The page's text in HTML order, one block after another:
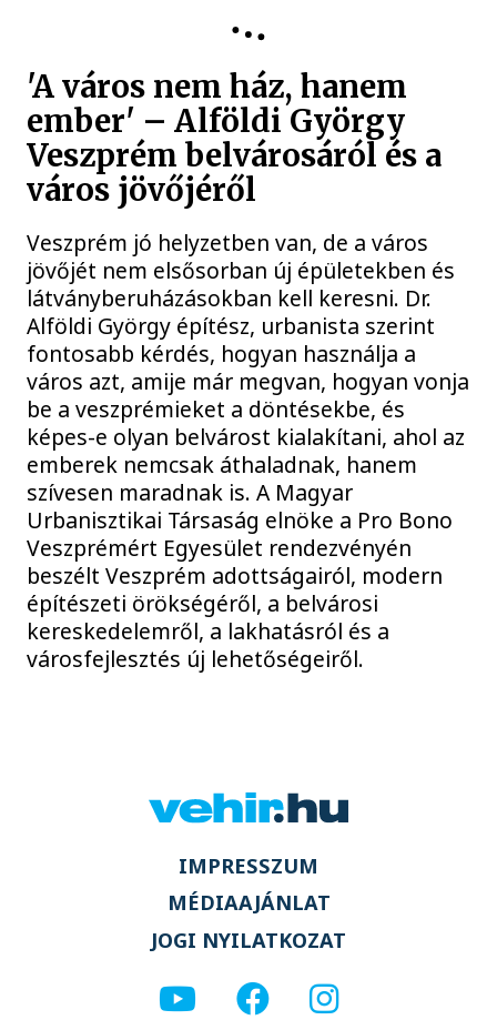
'A város nem ház, hanem
ember' – Alföldi György
Veszprém belvárosáról és a
város jövőjéről
Veszprém jó helyzetben van, de a város
jövőjét nem elsősorban új épületekben és
látványberuházásokban kell keresni. Dr.
Alföldi György építész, urbanista szerint
fontosabb kérdés, hogyan használja a
város azt, amije már megvan, hogyan vonja
be a veszprémieket a döntésekbe, és
képes-e olyan belvárost kialakítani, ahol az
emberek nemcsak áthaladnak, hanem
szívesen maradnak is. A Magyar
Urbanisztikai Társaság elnöke a Pro Bono
Veszprémért Egyesület rendezvényén
beszélt Veszprém adottságairól, modern
építészeti örökségéről, a belvárosi
kereskedelemről, a lakhatásról és a
városfejlesztés új lehetőségeiről.
IMPRESSZUM
MÉDIAAJÁNLAT
JOGI NYILATKOZAT